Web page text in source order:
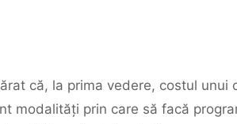
că, la prima vedere, costul
modalități prin care să facă